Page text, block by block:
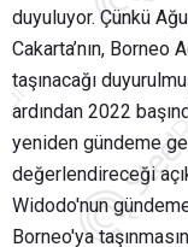
duyuluyor. Çünkü
Cakarta’nın,
taşınacağı
ardından 2022
yeniden gündeme
değerlendireceği
Widodo'nun
Borneo'ya